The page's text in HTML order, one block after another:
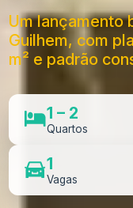
Um lançamento
Guilhem, com
m² e padrão
1 – 2
Quartos
1
Vagas